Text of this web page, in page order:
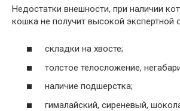
Недостатки внешности, при наличии
кошка не получит высокой экспертной
складки на хвосте;
толстое телосложение,
наличие подшерстка;
гималайский, сиреневый,